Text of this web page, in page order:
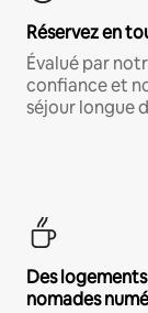
Réservez en
Évalué par
confiance et
séjour longue
Des
nomades